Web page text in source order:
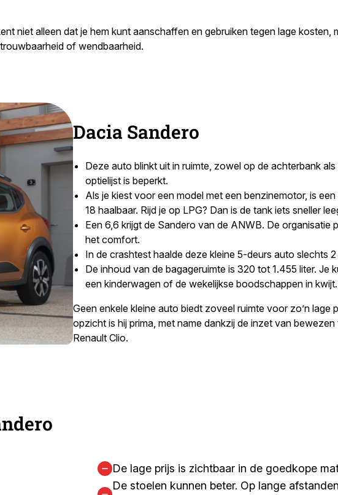
niet alleen dat je hem kunt aanschaffen en gebruiken tegen lage kosten,
of wendbaarheid.
Dacia Sandero
Deze auto blinkt uit in ruimte, zowel op de achterbank
optielijst is beperkt.
Als je kiest voor een model met een benzinemotor, is
18 haalbaar. Rijd je op LPG? Dan is de tank iets sneller
Een 6,6 krijgt de Sandero van de ANWB. De organisatie
het comfort.
In de crashtest haalde deze kleine 5-deurs auto slechts
De inhoud van de bagageruimte is 320 tot 1.455 liter. Je
een kinderwagen of de wekelijkse boodschappen in kwijt.
Geen enkele kleine auto biedt zoveel ruimte voor zo’n lage
opzicht is hij prima, met name dankzij de inzet van
Renault Clio.
De lage prijs is zichtbaar in de goedkope
De stoelen kunnen beter. Op lange